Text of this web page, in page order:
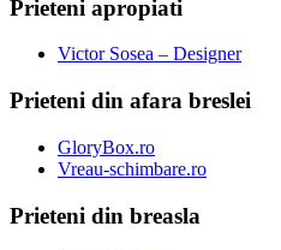
Prieteni apropiati
Victor Sosea – Designer
Prieteni din afara breslei
GloryBox.ro
Vreau-schimbare.ro
Prieteni din breasla